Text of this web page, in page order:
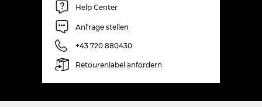
Help Center
Anfrage stellen
+43 720 880430
Retourenlabel anfordern